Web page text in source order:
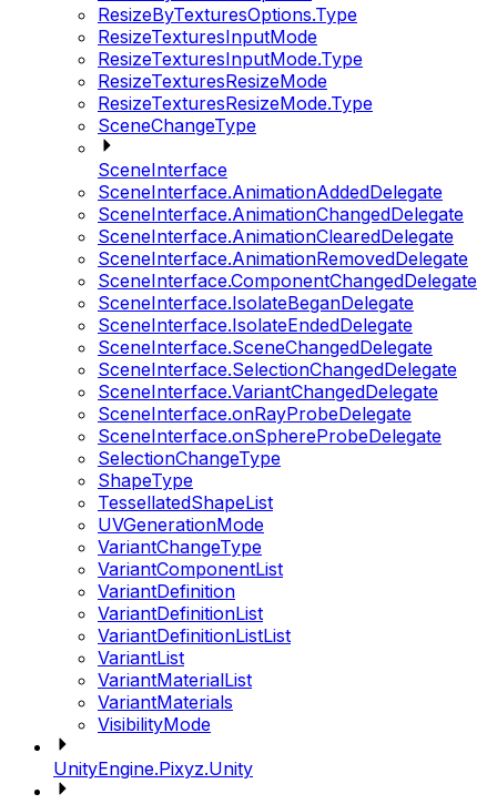
ResizeByTexturesOptions.Type
ResizeTexturesInputMode
ResizeTexturesInputMode.Type
ResizeTexturesResizeMode
ResizeTexturesResizeMode.Type
SceneChangeType
SceneInterface
SceneInterface.AnimationAddedDelegate
SceneInterface.AnimationChangedDelegate
SceneInterface.AnimationClearedDelegate
SceneInterface.AnimationRemovedDelegate
SceneInterface.ComponentChangedDelegate
SceneInterface.IsolateBeganDelegate
SceneInterface.IsolateEndedDelegate
SceneInterface.SceneChangedDelegate
SceneInterface.SelectionChangedDelegate
SceneInterface.VariantChangedDelegate
SceneInterface.onRayProbeDelegate
SceneInterface.onSphereProbeDelegate
SelectionChangeType
ShapeType
TessellatedShapeList
UVGenerationMode
VariantChangeType
VariantComponentList
VariantDefinition
VariantDefinitionList
VariantDefinitionListList
VariantList
VariantMaterialList
VariantMaterials
VisibilityMode
UnityEngine.Pixyz.Unity